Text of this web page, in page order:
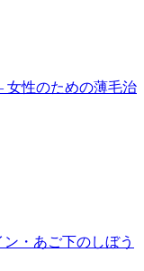
女性のための薄毛治
・あご下のしぼう